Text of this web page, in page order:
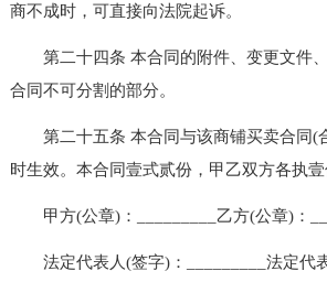
商不成时，可直接向法院起诉。
第二十四条 本合同的附件、变更文件、
合同不可分割的部分。
第二十五条 本合同与该商铺买卖合同(
时生效。本合同壹式贰份，甲乙双方各执壹
甲方(公章)：_________乙方(公章)：
法定代表人(签字)：_________法定代